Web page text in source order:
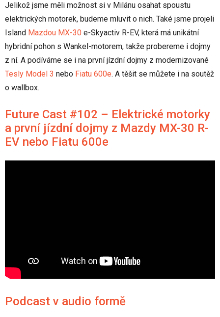
Jelikož jsme měli možnost si v Milánu osahat spoustu
elektrických motorek, budeme mluvit o nich. Také jsme projeli
Island Mazdou MX-30 e-Skyactiv R-EV, která má unikátní
hybridní pohon s Wankel-motorem, takže probereme i dojmy
z ní. A podíváme se i na první jízdní dojmy z modernizované
Tesly Model 3 nebo Fiatu 600e. A těšit se můžete i na soutěž
o wallbox.
Future Cast #102 – Elektrické motorky
a první jízdní dojmy z Mazdy MX-30 R-
EV nebo Fiatu 600e
Podcast v audio formě